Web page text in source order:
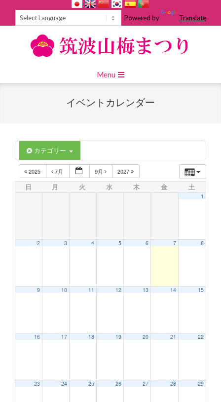
Powered by Translate
Navigation
Menu
イベントカレンダー
カテゴリー
2025 7月 9月 2027
日 月 火 水 木 金 土
1
2 3 4 5 6 7 8
9 10 11 12 13 14 15
16 17 18 19 20 21 22
23 24 25 26 27 28 29